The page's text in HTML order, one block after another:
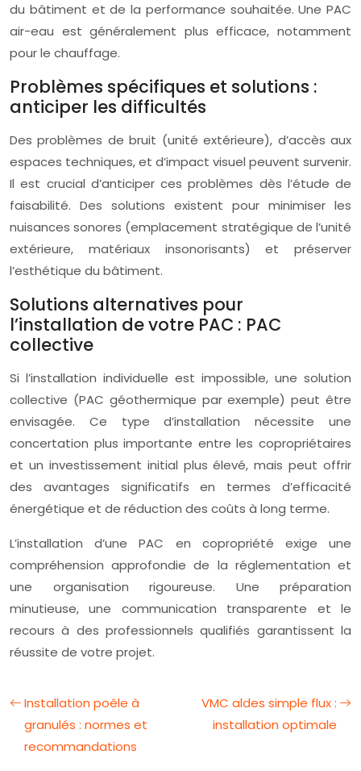
du bâtiment et de la performance souhaitée. Une PAC
air-eau est généralement plus efficace, notamment
pour le chauffage.
Problèmes spécifiques et solutions :
anticiper les difficultés
Des problèmes de bruit (unité extérieure), d’accès aux
espaces techniques, et d’impact visuel peuvent survenir.
Il est crucial d’anticiper ces problèmes dès l’étude de
faisabilité. Des solutions existent pour minimiser les
nuisances sonores (emplacement stratégique de l’unité
extérieure, matériaux insonorisants) et préserver
l’esthétique du bâtiment.
Solutions alternatives pour
l’installation de votre PAC : PAC
collective
Si l’installation individuelle est impossible, une solution
collective (PAC géothermique par exemple) peut être
envisagée. Ce type d’installation nécessite une
concertation plus importante entre les copropriétaires
et un investissement initial plus élevé, mais peut offrir
des avantages significatifs en termes d’efficacité
énergétique et de réduction des coûts à long terme.
L’installation d’une PAC en copropriété exige une
compréhension approfondie de la réglementation et
une organisation rigoureuse. Une préparation
minutieuse, une communication transparente et le
recours à des professionnels qualifiés garantissent la
réussite de votre projet.
Installation poêle à
granulés : normes et
recommandations
VMC aldes simple flux :
installation optimale